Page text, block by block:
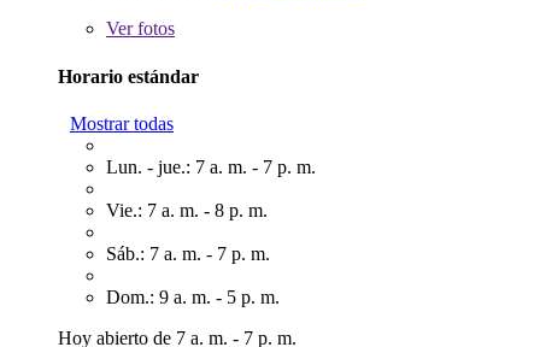
Verfotos
Horario estándar
Mostrar todas
Lun. - jue.: 7 a. m. - 7 p. m.
Vie.: 7 a. m. - 8 p. m.
Sáb.: 7 a. m. - 7 p. m.
Dom.: 9 a. m. - 5 p. m.
Hoy abierto de 7 a. m. - 7 p. m.